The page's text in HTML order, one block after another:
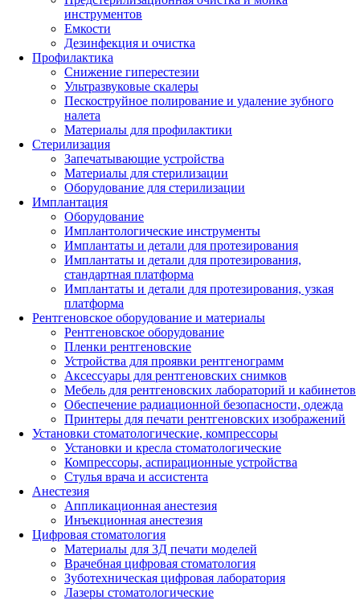
инструментов
Емкости
Дезинфекция и очистка
Профилактика
Снижение гиперестезии
Ультразвуковые скалеры
Пескоструйное полирование и удаление зубного
налета
Материалы для профилактики
Стерилизация
Запечатывающие устройства
Материалы для стерилизации
Оборудование для стерилизации
Имплантация
Оборудование
Имплантологические инструменты
Имплантаты и детали для протезирования
Имплантаты и детали для протезирования,
стандартная платформа
Имплантаты и детали для протезирования, узкая
платформа
Рентгеновское оборудование и материалы
Рентгеновское оборудование
Пленки рентгеновские
Устройства для проявки рентгенограмм
Аксессуары для рентгеновских снимков
Мебель для рентгеновских лабораторий и кабинетов
Обеспечение радиационной безопасности, одежда
Принтеры для печати рентгеновских изображений
Установки стоматологические, компрессоры
Установки и кресла стоматологические
Компрессоры, аспирационные устройства
Стулья врача и ассистента
Анестезия
Аппликационная анестезия
Инъекционная анестезия
Цифровая стоматология
Материалы для 3Д печати моделей
Врачебная цифровая стоматология
Зуботехническая цифровая лаборатория
Лазеры стоматологические